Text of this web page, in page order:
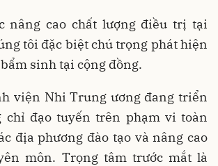
nâng cao chất lượng điều trị tại
tôi đặc biệt chú trọng phát hiện
sinh tại cộng đồng.
viện Nhi Trung ương đang triển
chỉ đạo tuyến trên phạm vi toàn
địa phương đào tạo và nâng cao
môn. Trọng tâm trước mắt là